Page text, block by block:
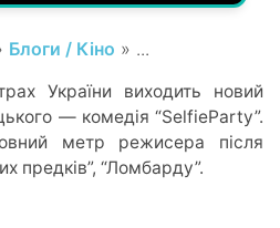
Блоги / Кіно » ...
України виходить новий
— комедія “SelfieParty”.
метр режисера після
предків”, “Ломбарду”.